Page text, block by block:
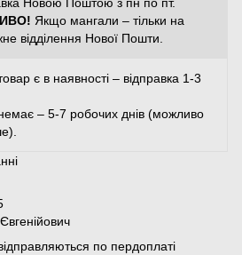
Якщо мангали – тільки на
відділення Нової Пошти.
є в наявності – відправка 1-3
– 5-7 робочих днів (можливо
по пердоплаті